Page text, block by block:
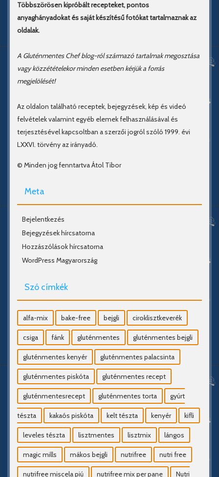
Többszörösen kipróbált recepteket, pontos
anyaghányadokat és saját készítésű fotókat tartalmaznak az
oldalak.
A Gluténmentes Chef blog-ról származó tartalmak megosztása
vagy közzétételekor minden esetben kérjük a forrás
megjelölését!
Az oldalon található receptek, bejegyzések, kép és videó
felvételek valamint egyéb elemek felhasználásával és
terjesztésével kapcsoltban a szerzői jogról szóló 1999. évi
LXXVI. törvény az irányadó.
© Minden jog fenntartva Átol Tibor
Meta
Bejelentkezés
Bejegyzések hírcsatorna
Hozzászólások hírcsatorna
WordPress Magyarország
Szó címkék
alfa-mix bake-free bejgli ciroklisztkeverék
csiga fánk gluténmentes gluténmentes bejgli
gluténmentes kenyér gluténmentes palacsinta
gluténmentes piskóta gluténmentes recept
gluténmentesrecept gluténmentes torta gyúrt
tészta kakaós piskóta kelt tészta kenyér kifli
leveles tészta lisztmentes lisztmix lángos
magic mills mákos bejgli nutrifree nutri free
nutrifree miscela piú nutrifree mix per pane Nutri